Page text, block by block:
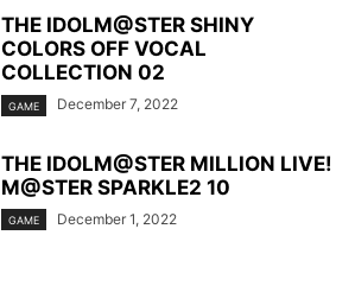
THE IDOLM@STER SHINY
COLORS OFF VOCAL
COLLECTION 02
GAME December 7, 2022
THE IDOLM@STER MILLION LIVE!
M@STER SPARKLE2 10
GAME December 1, 2022